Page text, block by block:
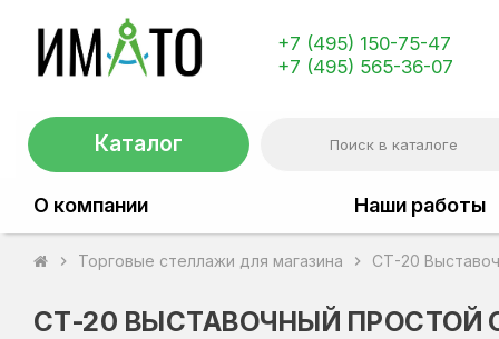
+7 (495) 150-75-47
+7 (495) 565-36-07
Каталог
О компании Наши работы
chevron_right Торговые стеллажи для магазина chevron_right СТ-20
СТ-20 ВЫСТАВОЧНЫЙ